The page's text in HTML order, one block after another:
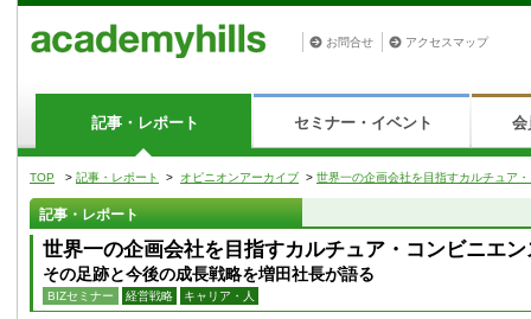
お問合せ アクセスマップ
記事・レポート セミナー・イベント 会
TOP > 記事・レポート > オピニオンアーカイブ > 世界一の企画会社を目指すカルチュア
記事・レポート
世界一の企画会社を目指すカルチュア・コンビニエ
その足跡と今後の成長戦略を増田社長が語る
BIZセミナー 経営戦略 キャリア・人